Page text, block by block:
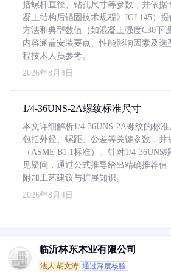
括螺杆直径、钻孔尺寸等参数，并依据
凝土结构后锚固技术规程》JGJ 145）
方法和典型数值（如混凝土强度C30下
内容涵盖安装要点、性能影响因素及选
程技术人员参考。
2026年8月4日
1/4-36UNS-2A螺纹标准尺寸
本文详细解析1/4-36UNS-2A螺纹的标准
包括外径、螺距、公差等关键参数，并
（ASME B1.1标准）。针对1/4-36UNS
见疑问，通过公式推导给出精确推荐值
附加工艺建议与扩展知识。
2026年8月4日
临沂林东木业有限公司
法人:胡文涛 通过深度核验